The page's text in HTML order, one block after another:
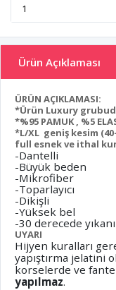
Ürün Açıklaması
ÜRÜN AÇIKLAMASI:
*Ürün Luxury
*%95 PAMUK , %5
*L/XL geniş kesim
full esnek ve ithal
-Dantelli
-Büyük beden
-Mikrofiber
-Toparlayıcı
-Dikişli
-Yüksek bel
-30 derecede
UYARI
Hijyen kuralları
yapıştırma jelatini
korselerde ve
yapılmaz.